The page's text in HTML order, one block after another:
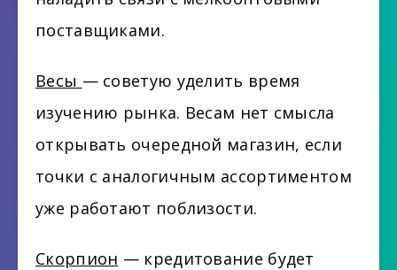
поставщиками.
Весы — советую уделить время
изучению рынка. Весам нет смысла
открывать очередной магазин, если
точки с аналогичным ассортиментом
уже работают поблизости.
Скорпион — кредитование будет